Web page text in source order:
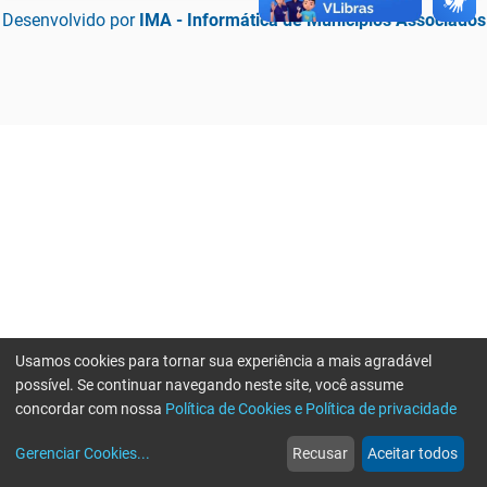
Desenvolvido por IMA - Informática de Municípios Associados
web
Notícias
more_horiz
Mais
Usamos cookies para tornar sua experiência a mais agradável
possível. Se continuar navegando neste site, você assume
concordar com nossa Política de Cookies e Política de privacidade
Gerenciar Cookies... Recusar Aceitar todos
Erro ao enviar informações, por favor tente novamente